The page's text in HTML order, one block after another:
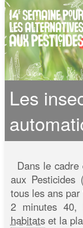
Les
Dans le
aux
tous les ans
2 minutes 40,
habitatset la